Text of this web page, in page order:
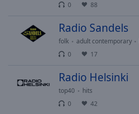
0
88
Radio Sandels
folk adult contemporary
0
17
Radio Helsinki
top40
hits
0
42